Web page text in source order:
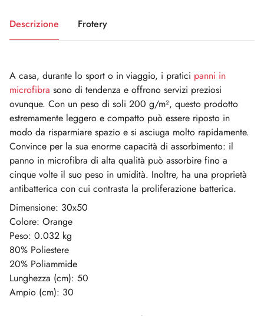
Descrizione Frotery
A casa, durante lo sport o in viaggio, i pratici panni in
microfibra sono di tendenza e offrono servizi preziosi
ovunque. Con un peso di soli 200 g/m², questo prodotto
estremamente leggero e compatto può essere riposto in
modo da risparmiare spazio e si asciuga molto rapidamente.
Convince per la sua enorme capacità di assorbimento: il
panno in microfibra di alta qualità può assorbire fino a
cinque volte il suo peso in umidità. Inoltre, ha una proprietà
antibatterica con cui contrasta la proliferazione batterica.
Dimensione: 30x50
Colore: Orange
Peso: 0.032 kg
80% Poliestere
20% Poliammide
Lunghezza (cm): 50
Ampio (cm): 30